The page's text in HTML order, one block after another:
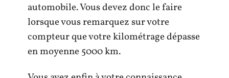
automobile. Vous devez donc le faire
lorsque vous remarquez sur votre
compteur que votre kilométrage dépasse
en moyenne 5000 km.